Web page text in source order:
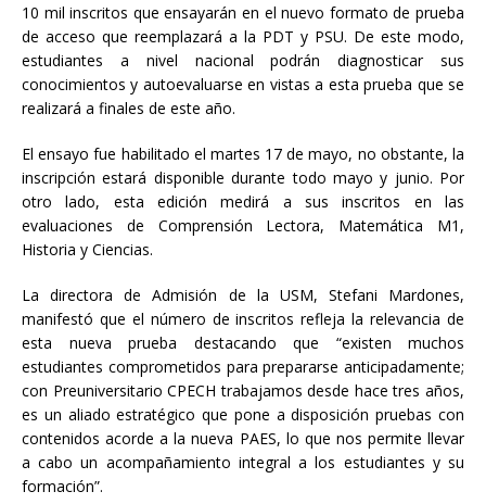
10 mil inscritos que ensayarán en el nuevo formato de prueba
de acceso que reemplazará a la PDT y PSU. De este modo,
estudiantes a nivel nacional podrán diagnosticar sus
conocimientos y autoevaluarse en vistas a esta prueba que se
realizará a finales de este año.
El ensayo fue habilitado el martes 17 de mayo, no obstante, la
inscripción estará disponible durante todo mayo y junio. Por
otro lado, esta edición medirá a sus inscritos en las
evaluaciones de Comprensión Lectora, Matemática M1,
Historia y Ciencias.
La directora de Admisión de la USM, Stefani Mardones,
manifestó que el número de inscritos refleja la relevancia de
esta nueva prueba destacando que “existen muchos
estudiantes comprometidos para prepararse anticipadamente;
con Preuniversitario CPECH trabajamos desde hace tres años,
es un aliado estratégico que pone a disposición pruebas con
contenidos acorde a la nueva PAES, lo que nos permite llevar
a cabo un acompañamiento integral a los estudiantes y su
formación”.